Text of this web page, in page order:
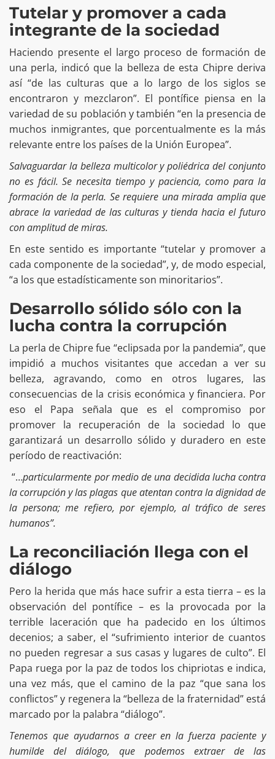
Tutelar y promover a cada
integrante de la sociedad
Haciendo presente el largo proceso de formación de
una perla, indicó que la belleza de esta Chipre deriva
así “de las culturas que a lo largo de los siglos se
encontraron y mezclaron”. El pontífice piensa en la
variedad de su población y también “en la presencia de
muchos inmigrantes, que porcentualmente es la más
relevante entre los países de la Unión Europea”.
Salvaguardar la belleza multicolor y poliédrica del conjunto
no es fácil. Se necesita tiempo y paciencia, como para la
formación de la perla. Se requiere una mirada amplia que
abrace la variedad de las culturas y tienda hacia el futuro
con amplitud de miras.
En este sentido es importante “tutelar y promover a
cada componente de la sociedad”, y, de modo especial,
“a los que estadísticamente son minoritarios”.
Desarrollo sólido sólo con la
lucha contra la corrupción
La perla de Chipre fue “eclipsada por la pandemia”, que
impidió a muchos visitantes que accedan a ver su
belleza, agravando, como en otros lugares, las
consecuencias de la crisis económica y financiera. Por
eso el Papa señala que es el compromiso por
promover la recuperación de la sociedad lo que
garantizará un desarrollo sólido y duradero en este
período de reactivación:
“…particularmente por medio de una decidida lucha contra
la corrupción y las plagas que atentan contra la dignidad de
la persona; me refiero, por ejemplo, al tráfico de seres
humanos”.
La reconciliación llega con el
diálogo
Pero la herida que más hace sufrir a esta tierra – es la
observación del pontífice – es la provocada por la
terrible laceración que ha padecido en los últimos
decenios; a saber, el “sufrimiento interior de cuantos
no pueden regresar a sus casas y lugares de culto”. El
Papa ruega por la paz de todos los chipriotas e indica,
una vez más, que el camino de la paz “que sana los
conflictos” y regenera la “belleza de la fraternidad” está
marcado por la palabra “diálogo”.
Tenemos que ayudarnos a creer en la fuerza paciente y
humilde del diálogo, que podemos extraer de las